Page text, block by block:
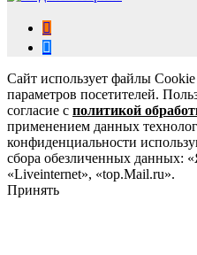
Сайт использует файлы
параметров посетителей.
согласие с политикой
применением данных
конфиденциальности
сбора обезличенных данных:
«Liveinternet», «top.Mail.ru».
Принять